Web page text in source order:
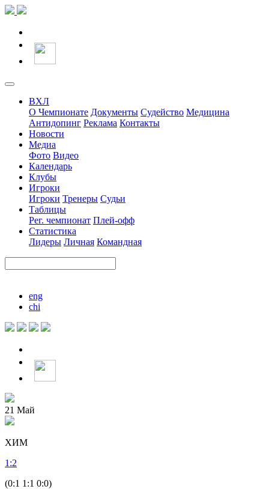
ВХЛ
О Чемпионате Документы Судейство Медицина
Антидопинг Реклама Контакты
Новости
Медиа
Фото Видео
Календарь
Клубы
Игроки
Игроки Тренеры Судьи
Таблицы
Рег. чемпионат Плей-офф
Статистика
Лидеры Личная Командная
eng
chi
21 Май
ХИМ
1 :2
(0:1 1:1 0:0)